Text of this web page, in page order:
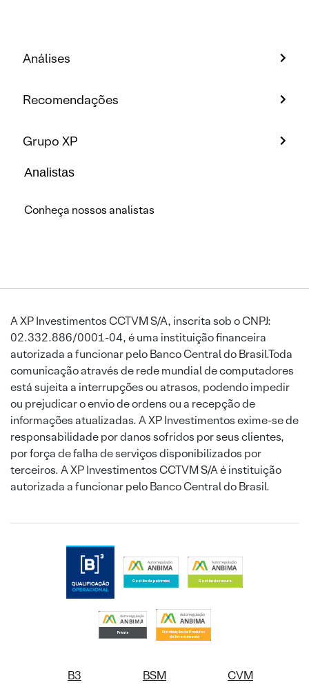
Análises
Recomendações
Grupo XP
Analistas
Conheça nossos analistas
A XP Investimentos CCTVM S/A, inscrita sob o CNPJ:
02.332.886/0001-04, é uma instituição financeira
autorizada a funcionar pelo Banco Central do Brasil.Toda
comunicação através de rede mundial de computadores
está sujeita a interrupções ou atrasos, podendo impedir
ou prejudicar o envio de ordens ou a recepção de
informações atualizadas. A XP Investimentos exime-se de
responsabilidade por danos sofridos por seus clientes,
por força de falha de serviços disponibilizados por
terceiros. A XP Investimentos CCTVM S/A é instituição
autorizada a funcionar pelo Banco Central do Brasil.
B3 BSM CVM